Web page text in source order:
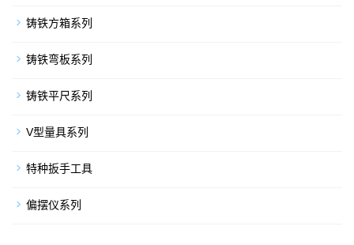
铸铁方箱系列
铸铁弯板系列
铸铁平尺系列
V型量具系列
特种扳手工具
偏摆仪系列